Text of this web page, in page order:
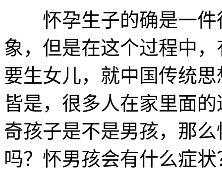
怀孕生子的确是一件
象，但是在这个过程中
要生女儿，就中国传统
皆是，很多人在家里面
奇孩子是不是男孩，那
吗？怀男孩会有什么症状